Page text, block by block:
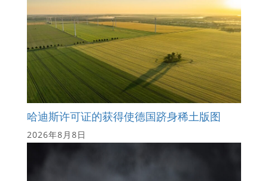
哈迪斯许可证的获得使德国跻身稀土版图
2026年8月8日